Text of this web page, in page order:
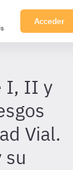
Acceder
I, II y
Vial.
su